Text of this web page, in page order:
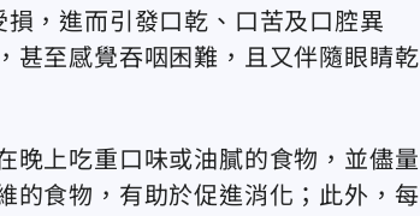
，進而引發口乾、口苦及口腔異
甚至感覺吞咽困難，且又伴隨眼睛乾
晚上吃重口味或油膩的食物，並儘量
的食物，有助於促進消化；此外，每